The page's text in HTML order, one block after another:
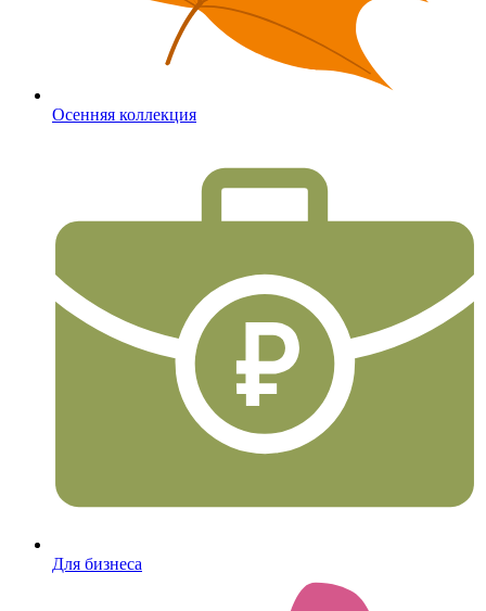
Осенняя коллекция
Для бизнеса